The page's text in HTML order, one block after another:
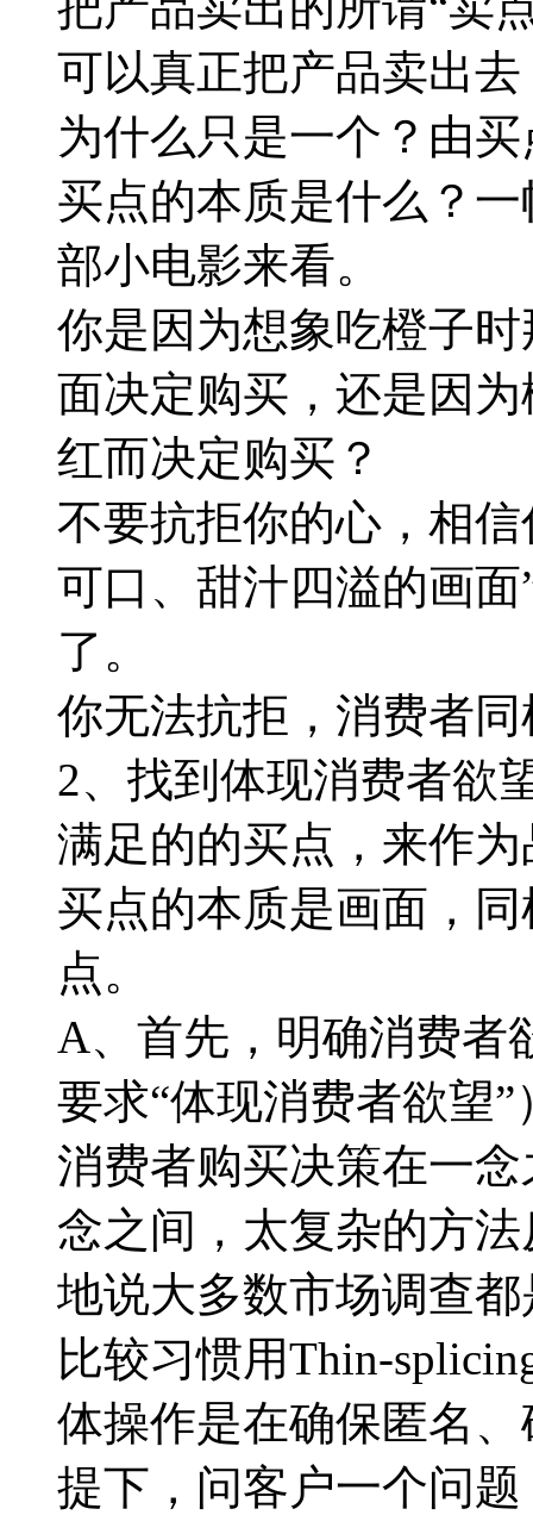
可以真正把产品卖出去
为什么只是一个？由
买点的本质是什么？
部小电影来看。
你是因为想象吃橙子
面决定购买，还是因
红而决定购买？
不要抗拒你的心，相
可口、甜汁四溢的画
了。
你无法抗拒，消费者
2、找到体现消费者欲
满足的的买点，来作
买点的本质是画面，
点。
A、首先，明确消费者
要求“体现消费者欲望”
消费者购买决策在一
念之间，太复杂的方
地说大多数市场调查
比较习惯用Thin-
体操作是在确保匿名
提下，问客户一个问